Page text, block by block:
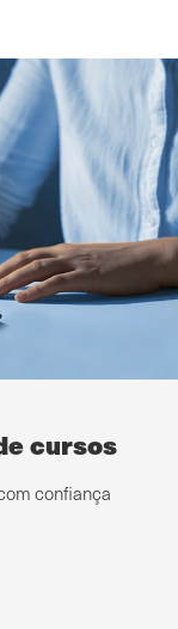
cursos
confiança